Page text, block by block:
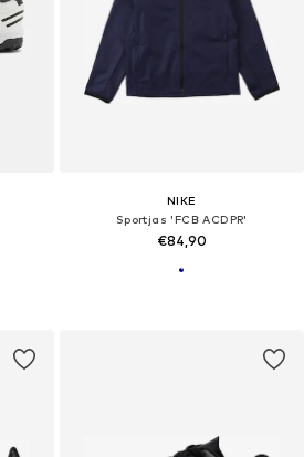
NIKE
Sportjas 'FCB ACDPR'
€84,90